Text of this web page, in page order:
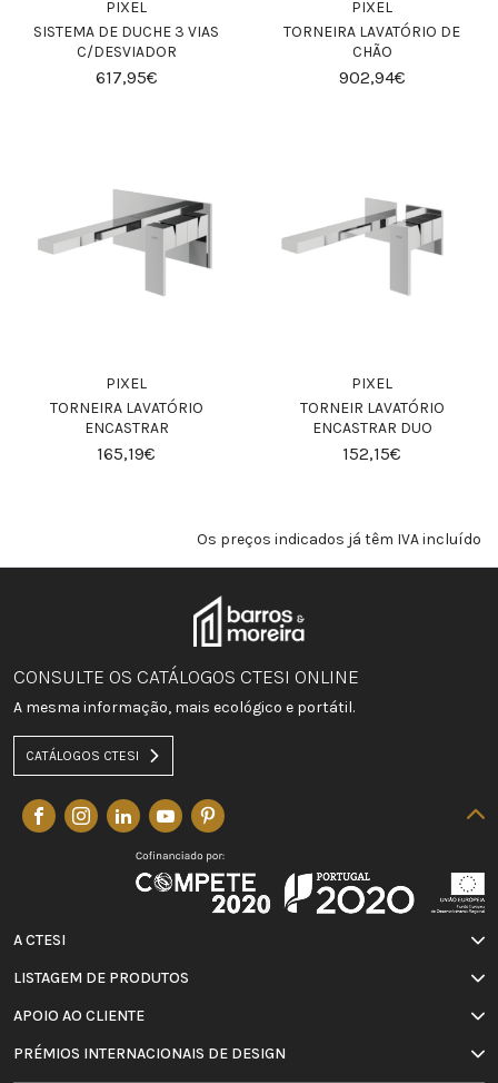
PIXEL
SISTEMA DE DUCHE 3 VIAS
C/DESVIADOR
617,95€
PIXEL
TORNEIRA LAVATÓRIO DE
CHÃO
902,94€
PIXEL
TORNEIRA LAVATÓRIO
ENCASTRAR
165,19€
PIXEL
TORNEIR LAVATÓRIO
ENCASTRAR DUO
152,15€
Os preços indicados já têm IVA incluído
CONSULTE OS CATÁLOGOS CTESI ONLINE
A mesma informação, mais ecológico e portátil.
CATÁLOGOS CTESI
A CTESI
LISTAGEM DE PRODUTOS
APOIO AO CLIENTE
PRÉMIOS INTERNACIONAIS DE DESIGN